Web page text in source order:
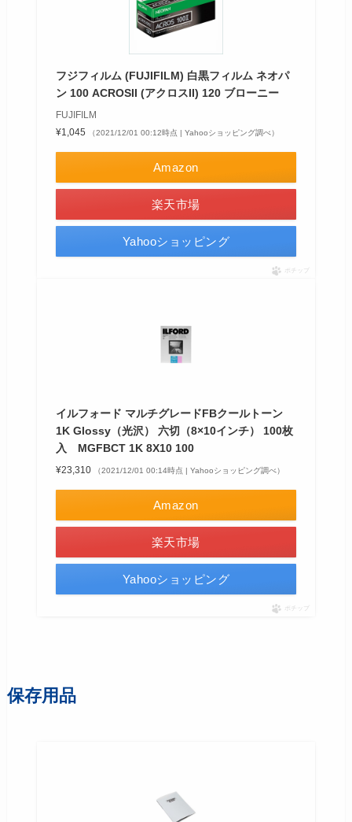
フジフィルム (FUJIFILM) 白黒フィルム ネオパ
ン 100 ACROSII (アクロスII) 120 ブローニー
FUJIFILM
¥1,045
（2021/12/01 00:12時点 | Yahooショッピング調べ）
Amazon
楽天市場
Yahooショッピング
ポチップ
イルフォード マルチグレードFBクールトーン
1K Glossy（光沢） 六切（8×10インチ） 100枚
入 MGFBCT 1K 8X10 100
¥23,310 （2021/12/01 00:14時点 | Yahooショッピング調べ）
Amazon
楽天市場
Yahooショッピング
ポチップ
保存用品